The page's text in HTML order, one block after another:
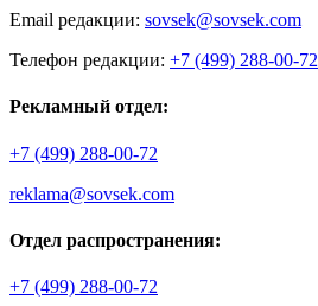
Email редакции: sovsek@sovsek.com
Телефон редакции: +7 (499) 288-00-72
Рекламный отдел:
+7 (499) 288-00-72
reklama@sovsek.com
Отдел распространения:
+7 (499) 288-00-72